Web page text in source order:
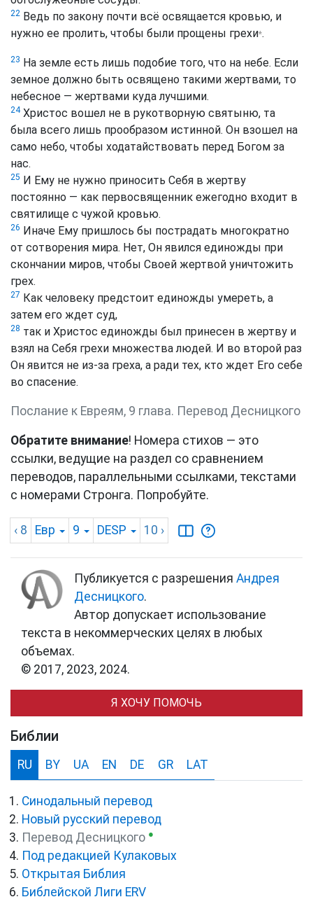
22 Ведь по закону почти всё освящается кровью, и
нужно ее пролить, чтобы были прощены грехи*.
23 На земле есть лишь подобие того, что на небе. Если
земное должно быть освящено такими жертвами, то
небесное — жертвами куда лучшими.
24Христос вошел не в рукотворную святыню, та
была всего лишь прообразом истинной. Он взошел на
само небо, чтобы ходатайствовать перед Богом за
нас.
25 И Ему не нужно приносить Себя в жертву
постоянно — как первосвященник ежегодно входит в
святилище с чужой кровью.
26 Иначе Ему пришлось бы пострадать многократно
от сотворения мира. Нет, Он явился единожды при
скончании миров, чтобы Своей жертвой уничтожить
грех.
27 Как человеку предстоит единожды умереть, а
затем его ждет суд,
28 так и Христос единожды был принесен в жертву и
взял на Себя грехи множества людей. И во второй раз
Он явится не из-за греха, а ради тех, кто ждет Его себе
во спасение.
Послание к Евреям, 9 глава. Перевод Десницкого
Обратите внимание! Номера стихов — это
ссылки, ведущие на раздел со сравнением
переводов, параллельными ссылками, текстами
с номерами Стронга. Попробуйте.
‹ 8 Евр 9 DESP 10 ›
Публикуется с разрешения Андрея
Десницкого.
Автор допускает использование
текста в некоммерческих целях в любых
объемах.
© 2017, 2023, 2024.
Я ХОЧУ ПОМОЧЬ
Библии
RU BY UA EN DE GR LAT
Синодальный перевод
Новый русский перевод
Перевод Десницкого ●
Под редакцией Кулаковых
Открытая Библия
Библейской Лиги ERV